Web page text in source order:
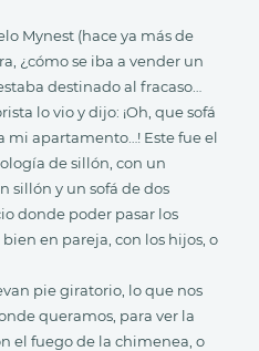
Mynest (hace ya más de
¿cómo se iba a vender un
destinado al fracaso…
lo vio y dijo: ¡Oh, que sofá
mi apartamento…! Este fue el
de sillón, con un
sillón y un sofá de dos
donde poder pasar los
en pareja, con los hijos, o
pie giratorio, lo que nos
queramos, para ver la
el fuego de la chimenea, o